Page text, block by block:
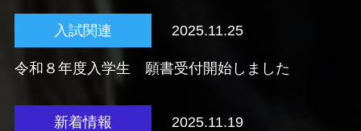
入試関連 2025.11.25
令和８年度入学生 願書受付開始しました
新着情報 2025.11.19